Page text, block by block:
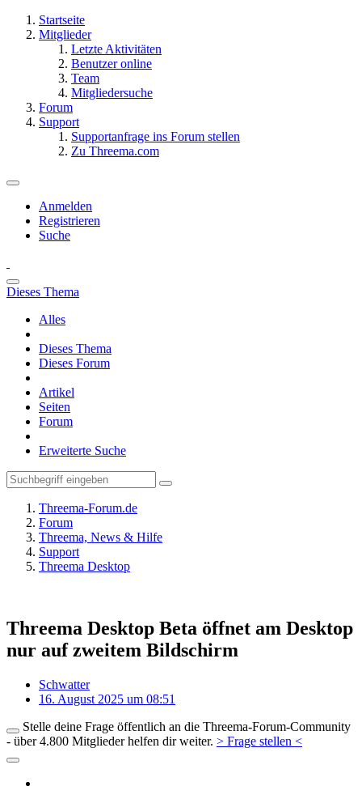
Startseite
Mitglieder
Letzte Aktivitäten
Benutzer online
Team
Mitgliedersuche
Forum
Support
Supportanfrage ins Forum stellen
Zu Threema.com
Anmelden
Registrieren
Suche
Dieses Thema
Alles
Dieses Thema
Dieses Forum
Artikel
Seiten
Forum
Erweiterte Suche
Threema-Forum.de
Forum
Threema, News & Hilfe
Support
Threema Desktop
Threema Desktop Beta öffnet am Desktop
nur auf zweitem Bildschirm
Schwatter
16. August 2025 um 08:51
Stelle deine Frage öffentlich an die Threema-Forum-Community
- über 4.800 Mitglieder helfen dir weiter. > Frage stellen <